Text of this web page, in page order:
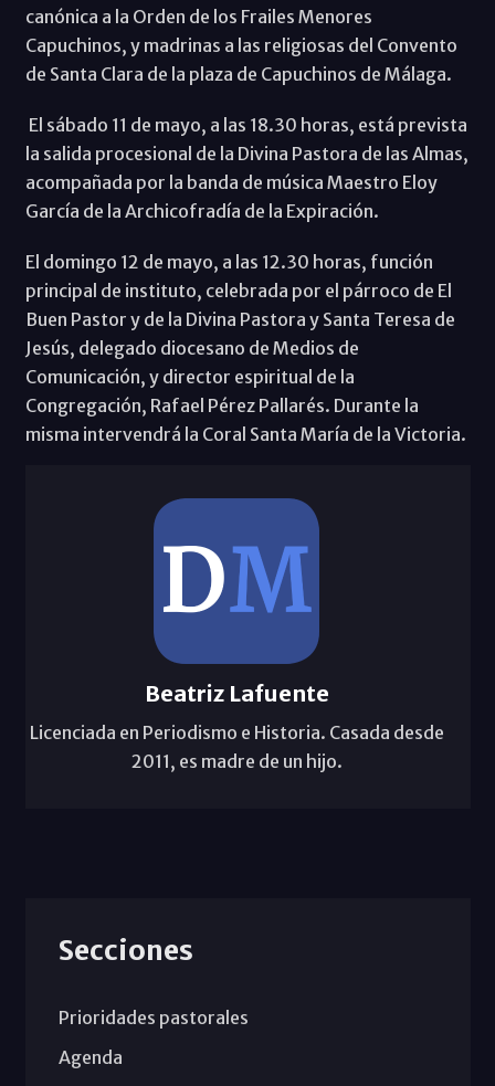
canónica a la Orden de los Frailes Menores
Capuchinos, y madrinas a las religiosas del Convento
de Santa Clara de la plaza de Capuchinos de Málaga.
El sábado 11 de mayo, a las 18.30 horas, está prevista
la salida procesional de la Divina Pastora de las Almas,
acompañada por la banda de música Maestro Eloy
García de la Archicofradía de la Expiración.
El domingo 12 de mayo, a las 12.30 horas, función
principal de instituto, celebrada por el párroco de El
Buen Pastor y de la Divina Pastora y Santa Teresa de
Jesús, delegado diocesano de Medios de
Comunicación, y director espiritual de la
Congregación, Rafael Pérez Pallarés. Durante la
misma intervendrá la Coral Santa María de la Victoria.
Beatriz Lafuente
Licenciada en Periodismo e Historia. Casada desde
2011, es madre de un hijo.
Secciones
Prioridades pastorales
Agenda